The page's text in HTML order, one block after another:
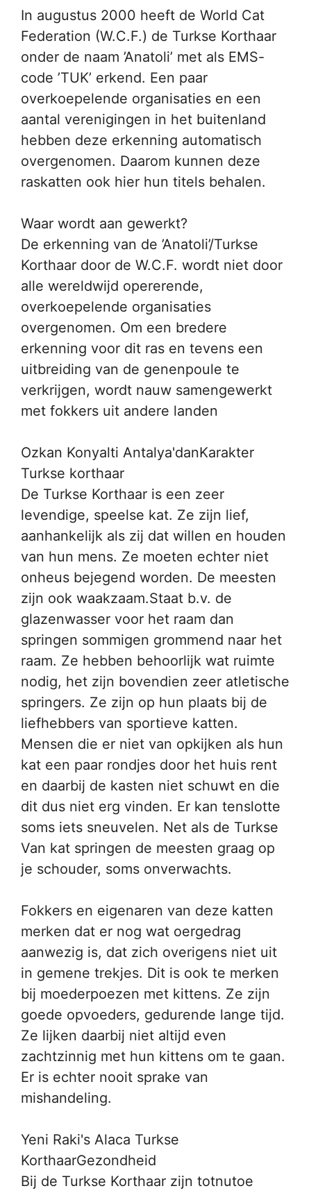
In augustus 2000 heeft de World Cat
Federation (W.C.F.) de Turkse Korthaar
onder de naam ’Anatoli’ met als EMS-
code ’TUK’ erkend. Een paar
overkoepelende organisaties en een
aantal verenigingen in het buitenland
hebben deze erkenning automatisch
overgenomen. Daarom kunnen deze
raskatten ook hier hun titels behalen.
Waar wordt aan gewerkt?
De erkenning van de ’Anatoli’/Turkse
Korthaar door de W.C.F. wordt niet door
alle wereldwijd opererende,
overkoepelende organisaties
overgenomen. Om een bredere
erkenning voor dit ras en tevens een
uitbreiding van de genenpoule te
verkrijgen, wordt nauw samengewerkt
met fokkers uit andere landen
Ozkan Konyalti Antalya'danKarakter
Turkse korthaar
De Turkse Korthaar is een zeer
levendige, speelse kat. Ze zijn lief,
aanhankelijk als zij dat willen en houden
van hun mens. Ze moeten echter niet
onheus bejegend worden. De meesten
zijn ook waakzaam.Staat b.v. de
glazenwasser voor het raam dan
springen sommigen grommend naar het
raam. Ze hebben behoorlijk wat ruimte
nodig, het zijn bovendien zeer atletische
springers. Ze zijn op hun plaats bij de
liefhebbers van sportieve katten.
Mensen die er niet van opkijken als hun
kat een paar rondjes door het huis rent
en daarbij de kasten niet schuwt en die
dit dus niet erg vinden. Er kan tenslotte
soms iets sneuvelen. Net als de Turkse
Van kat springen de meesten graag op
je schouder, soms onverwachts.
Fokkers en eigenaren van deze katten
merken dat er nog wat oergedrag
aanwezig is, dat zich overigens niet uit
in gemene trekjes. Dit is ook te merken
bij moederpoezen met kittens. Ze zijn
goede opvoeders, gedurende lange tijd.
Ze lijken daarbij niet altijd even
zachtzinnig met hun kittens om te gaan.
Er is echter nooit sprake van
mishandeling.
Yeni Raki's Alaca Turkse
KorthaarGezondheid
Bij de Turkse Korthaar zijn totnutoe